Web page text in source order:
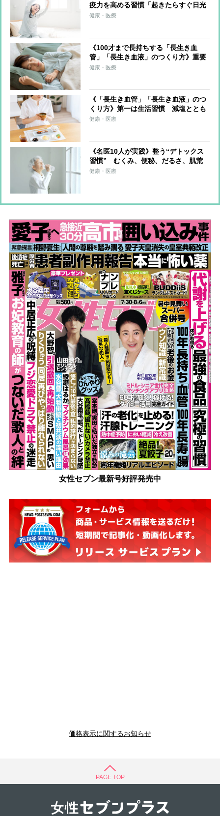
疫力を高める習慣「起きたらすぐ日光
を浴びる」「朝の軽い運動」「温かい
健康・医療
《100才まで長持ちする「長生き血
管」「長生き血液」のつくり方》重要
なのは「催眠の質」の確保 最適な室
健康・医療
《「長生き血管」「長生き血液」のつ
くり方》第一は生活習慣 減塩ととも
に重視されるのは「摂取するナトリウ
健康・医療
《名医10人が実践》整う“デトックス
習慣” むくみ、便秘、だるさ、肌荒
れを一掃する食・運動・入浴・生活習
健康・医療
女性セブン最新号好評発売中
価格表示に関するお知らせ
PAGE TOP